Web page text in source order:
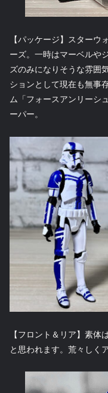
【パッケージ】スターウ
ーズ。一時はマーベルや
ズのみになりそうな雰囲
ションとして現在も無事
ム「フォースアンリーシ
ーパー。
【フロント＆リア】素
と思われます。荒々しく